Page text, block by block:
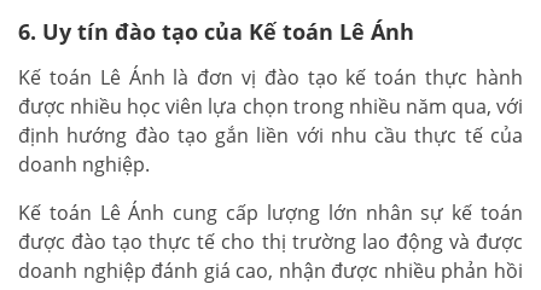
6. Uy tín đào tạo của Kế toán Lê Ánh
Kế toán Lê Ánh là đơn vị đào tạo kế toán thực hành
được nhiều học viên lựa chọn trong nhiều năm qua, với
định hướng đào tạo gắn liền với nhu cầu thực tế của
doanh nghiệp.
Kế toán Lê Ánh cung cấp lượng lớn nhân sự kế toán
được đào tạo thực tế cho thị trường lao động và được
doanh nghiệp đánh giá cao, nhận được nhiều phản hồi